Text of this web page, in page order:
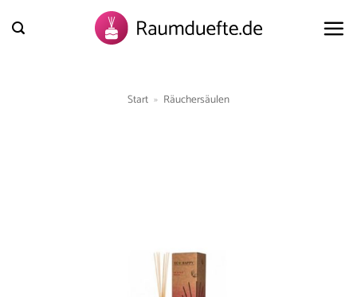
Inhalt
Start » Räuchersäulen